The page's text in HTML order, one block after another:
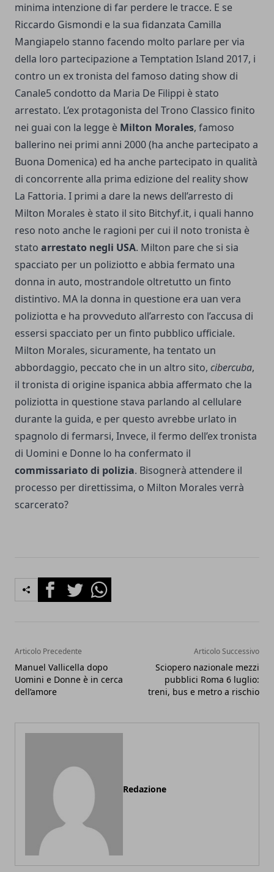
minima intenzione di far perdere le tracce. E se
Riccardo Gismondi e la sua fidanzata Camilla
Mangiapelo stanno facendo molto parlare per via
della loro partecipazione a Temptation Island 2017, i
contro un ex tronista del famoso dating show di
Canale5 condotto da Maria De Filippi è stato
arrestato. L’ex protagonista del Trono Classico finito
nei guai con la legge è Milton Morales, famoso
ballerino nei primi anni 2000 (ha anche partecipato a
Buona Domenica) ed ha anche partecipato in qualità
di concorrente alla prima edizione del reality show
La Fattoria. I primi a dare la news dell’arresto di
Milton Morales è stato il sito Bitchyf.it, i quali hanno
reso noto anche le ragioni per cui il noto tronista è
stato arrestato negli USA. Milton pare che si sia
spacciato per un poliziotto e abbia fermato una
donna in auto, mostrandole oltretutto un finto
distintivo. MA la donna in questione era uan vera
poliziotta e ha provveduto all’arresto con l’accusa di
essersi spacciato per un finto pubblico ufficiale.
Milton Morales, sicuramente, ha tentato un
abbordaggio, peccato che in un altro sito, cibercuba,
il tronista di origine ispanica abbia affermato che la
poliziotta in questione stava parlando al cellulare
durante la guida, e per questo avrebbe urlato in
spagnolo di fermarsi, Invece, il fermo dell’ex tronista
di Uomini e Donne lo ha confermato il
commissariato di polizia. Bisognerà attendere il
processo per direttissima, o Milton Morales verrà
scarcerato?
FacebookTwitterWhatsapp
Articolo Precedente
Manuel Vallicella dopo
Uomini e Donne è in cerca
dell’amore
Articolo Successivo
Sciopero nazionale mezzi
pubblici Roma 6 luglio:
treni, bus e metro a rischio
Redazione